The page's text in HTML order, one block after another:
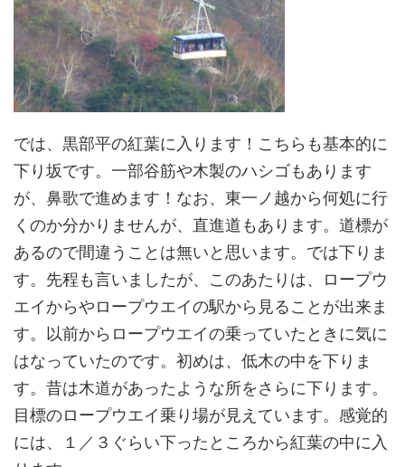
では、黒部平の紅葉に入ります！こちらも基本的に
下り坂です。一部谷筋や木製のハシゴもあります
が、鼻歌で進めます！なお、東一ノ越から何処に行
くのか分かりませんが、直進道もあります。道標が
あるので間違うことは無いと思います。では下りま
す。先程も言いましたが、このあたりは、ロープウ
エイからやロープウエイの駅から見ることが出来ま
す。以前からロープウエイの乗っていたときに気に
はなっていたのです。初めは、低木の中を下りま
す。昔は木道があったような所をさらに下ります。
目標のロープウエイ乗り場が見えています。感覚的
には、１／３ぐらい下ったところから紅葉の中に入